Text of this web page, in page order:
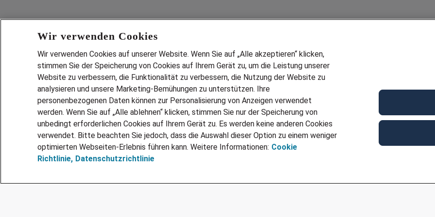
Services
JOBSUCHE
LEBENSLAUF GENERATOR
ZEITARBEIT
PERSONALVERMITTLUNG
PARTNERSHIP WITH AIRBUS
Wir verwenden Cookies
Wir verwenden Cookies auf unserer Website. Wenn Sie auf „Alle akzeptieren“ klicken,
stimmen Sie der Speicherung von Cookies auf Ihrem Gerät zu, um die Leistung unserer
Website zu verbessern, die Funktionalität zu verbessern, die Nutzung der Website zu
analysieren und unsere Marketing-Bemühungen zu unterstützen. Ihre
personenbezogenen Daten können zur Personalisierung von Anzeigen verwendet
werden. Wenn Sie auf „Alle ablehnen“ klicken, stimmen Sie nur der Speicherung von
unbedingt erforderlichen Cookies auf Ihrem Gerät zu. Es werden keine anderen Cookies
verwendet. Bitte beachten Sie jedoch, dass die Auswahl dieser Option zu einem weniger
optimierten Webseiten-Erlebnis führen kann. Weitere Informationen: Cookie
Richtlinie, Datenschutzrichtlinie